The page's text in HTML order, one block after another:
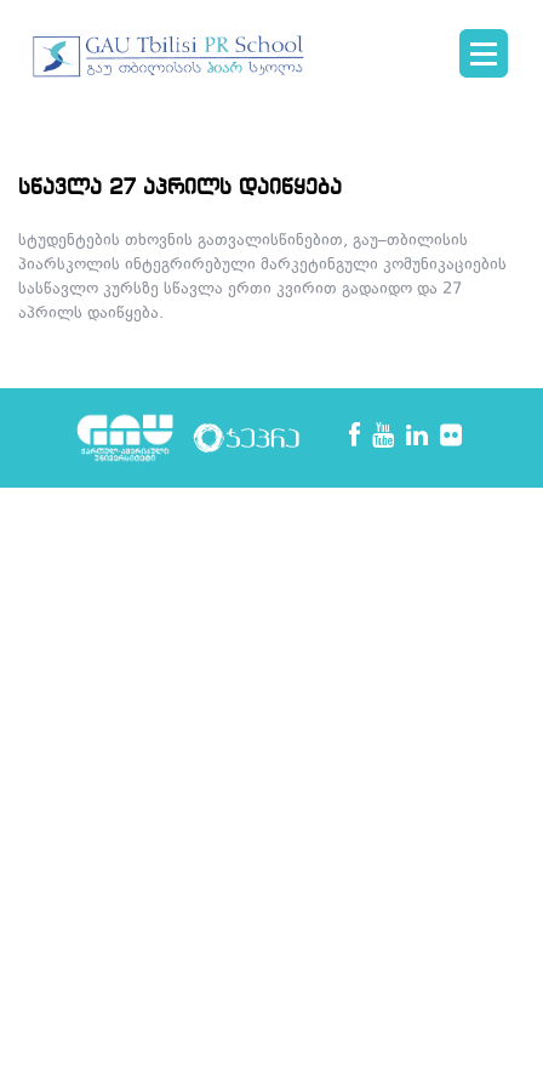
სწავლა 27 აპრილს დაიწყება
სტუდენტების თხოვნის გათვალისწინებით, გაუ–თბილისის
პიარსკოლის ინტეგრირებული მარკეტინგული კომუნიკაციების
სასწავლო კურსზე სწავლა ერთი კვირით გადაიდო და 27
აპრილს დაიწყება.